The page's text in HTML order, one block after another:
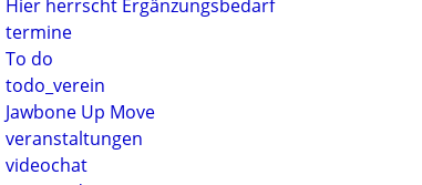
Hier herrscht Ergänzungsbedarf
termine
To do
todo_verein
Jawbone Up Move
veranstaltungen
videochat